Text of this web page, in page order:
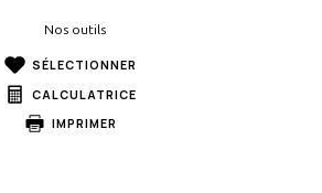
Nos outils
SÉLECTIONNER
CALCULATRICE
IMPRIMER